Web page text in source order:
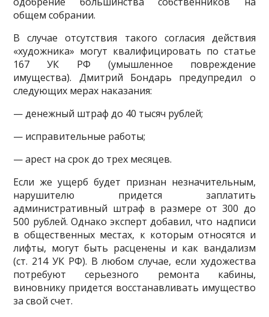
общем собрании.
В случае отсутствия такого согласия действия
«художника» могут квалифицировать по статье
167 УК РФ (умышленное повреждение
имущества). Дмитрий Бондарь предупредил о
следующих мерах наказания:
— денежный штраф до 40 тысяч рублей;
— исправительные работы;
— арест на срок до трех месяцев.
Если же ущерб будет признан незначительным,
нарушителю придется заплатить
административный штраф в размере от 300 до
500 рублей. Однако эксперт добавил, что надписи
в общественных местах, к которым относятся и
лифты, могут быть расценены и как вандализм
(ст. 214 УК РФ). В любом случае, если художества
потребуют серьезного ремонта кабины,
виновнику придется восстанавливать имущество
за свой счет.